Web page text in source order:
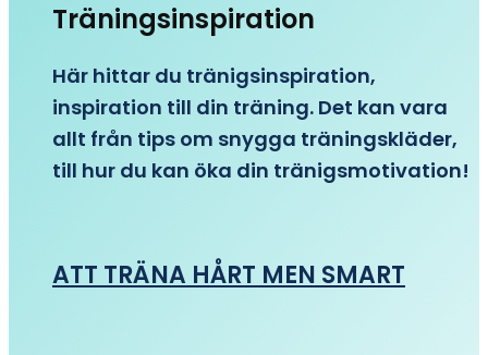
Träningsinspiration
Här hittar du tränigsinspiration,
inspiration till din träning. Det kan vara
allt från tips om snygga träningskläder,
till hur du kan öka din tränigsmotivation!
ATT TRÄNA HÅRT MEN SMART